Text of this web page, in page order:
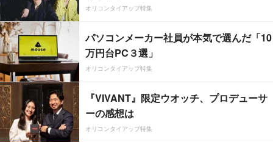
オリコンタイアップ特集
パソコンメーカー社員が本気で選んだ「10
万円台PC３選」
オリコンタイアップ特集
『VIVANT』限定ウオッチ、プロデューサ
ーの感想は
オリコンタイアップ特集